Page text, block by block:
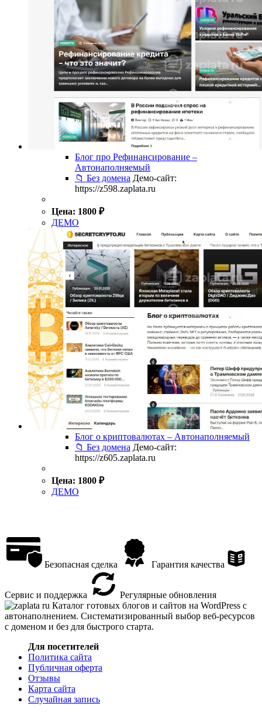
Блог про Рефинансирование –
Автонаполняемый
📁 Без домена Демо-сайт:
https://z598.zaplata.ru
Цена: 1800 ₽
ДЕМО
Блог о криптовалютах – Автонаполняемый
📁 Без домена Демо-сайт:
https://z605.zaplata.ru
Цена: 1800 ₽
ДЕМО
Безопасная сделка Гарантия качества
Сервис и поддержка
Регулярные обновления
Каталог готовых блогов и сайтов на WordPress с
автонаполнением. Систематизированный выбор веб-ресурсов
с доменом и без для быстрого старта.
Для посетителей
Политика сайта
Публичная оферта
Отзывы
Карта сайта
Случайная запись